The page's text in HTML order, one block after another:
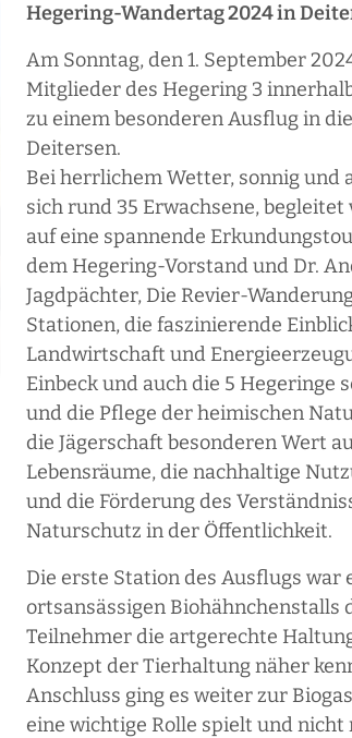
Hegering-Wandertag 2024 in
Am Sonntag, den 1. September
Mitglieder des Hegering 3
zu einem besonderen Ausflug in
Deitersen.
Bei herrlichem Wetter, sonnig und
sich rund 35 Erwachsene,
auf eine spannende
dem Hegering-Vorstand und Dr.
Jagdpächter, Die Revier-
Stationen, die faszinierende
Landwirtschaft und
Einbeck und auch die 5 Hegeringe
und die Pflege der heimischen
die Jägerschaft besonderen Wert
Lebensräume, die nachhaltige
und die Förderung des
Naturschutz in der Öffentlichkeit.
Die erste Station des Ausflugs war
ortsansässigen Biohähnchenstalls
Teilnehmer die artgerechte
Konzept der Tierhaltung näher
Anschluss ging es weiter zur
eine wichtige Rolle spielt und